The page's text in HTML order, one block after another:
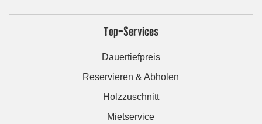
Top-Services
Dauertiefpreis
Reservieren & Abholen
Holzzuschnitt
Mietservice